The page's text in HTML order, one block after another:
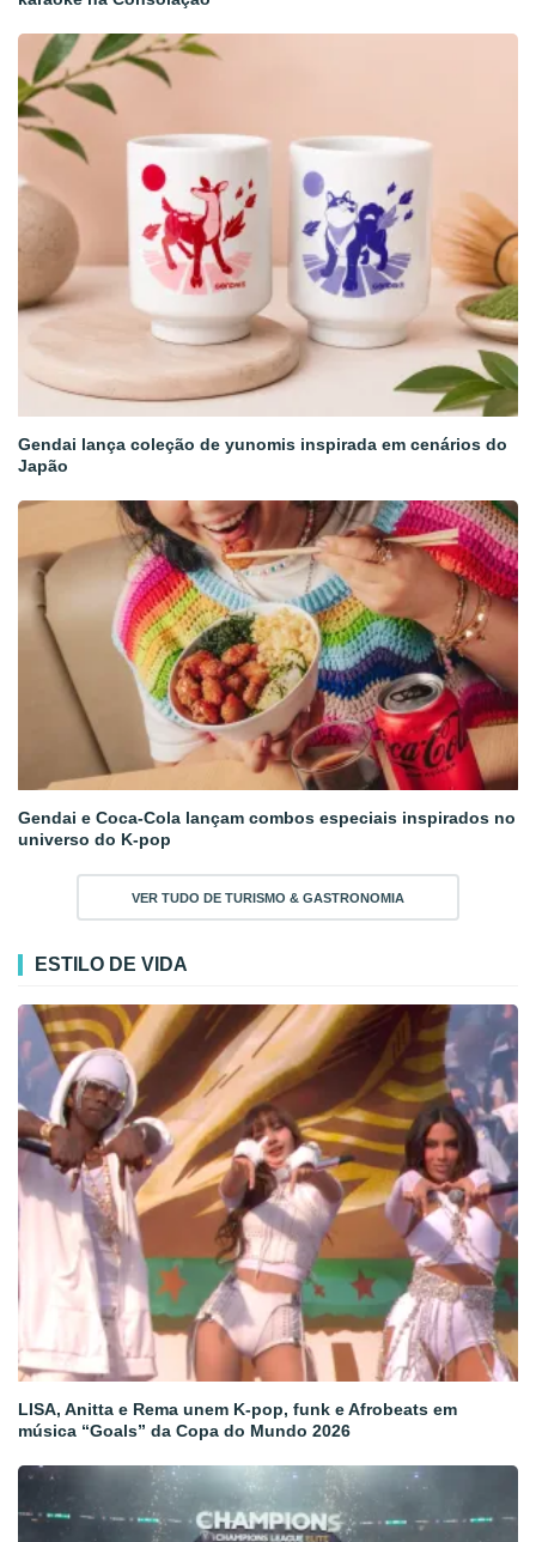
Gendai lança coleção de yunomis inspirada em cenários do
Japão
Gendai e Coca-Cola lançam combos especiais inspirados no
universo do K-pop
VER TUDO DE TURISMO & GASTRONOMIA
ESTILO DE VIDA
LISA, Anitta e Rema unem K-pop, funk e Afrobeats em
música “Goals” da Copa do Mundo 2026